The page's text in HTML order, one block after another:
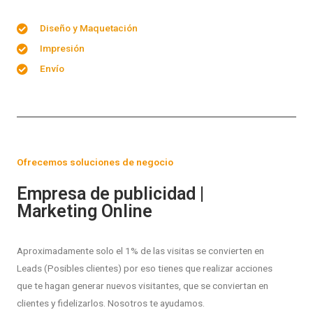
Diseño y Maquetación
Impresión
Envío
Ofrecemos soluciones de negocio
Empresa de publicidad |
Marketing Online
Aproximadamente solo el 1% de las visitas se convierten en
Leads (Posibles clientes) por eso tienes que realizar acciones
que te hagan generar nuevos visitantes, que se conviertan en
clientes y fidelizarlos. Nosotros te ayudamos.